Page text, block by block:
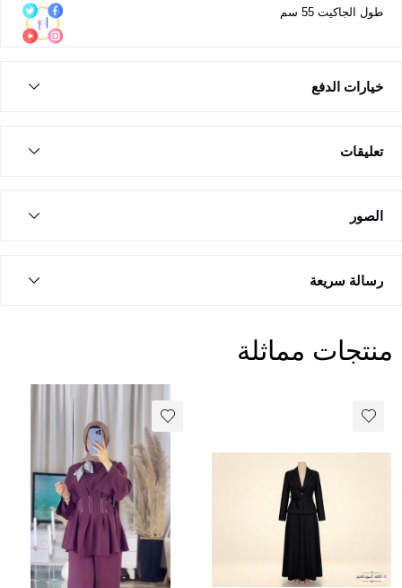
طول الجاكيت 55 سم
خيارات الدفع
تعليقات
الصور
رسالة سريعة
منتجات مماثلة